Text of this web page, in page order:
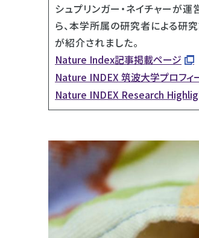
シュプリンガー・ネイチャーが
ら、本学所属の研究者による研
が紹介されました。
Nature Index記事掲載ページ
Nature INDEX 筑波大学プロフィ
Nature INDEX Research